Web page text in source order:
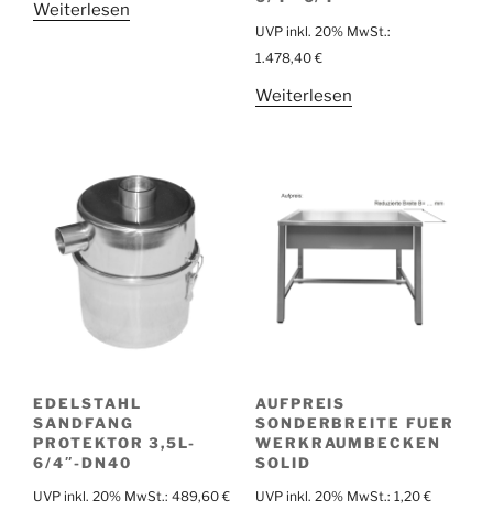
Weiterlesen
UVP inkl. 20% MwSt.:
1.478,40 €
Weiterlesen
EDELSTAHL
SANDFANG
PROTEKTOR 3,5L-
6/4″-DN40
UVP inkl. 20% MwSt.: 489,60 €
AUFPREIS
SONDERBREITE FUER
WERKRAUMBECKEN
SOLID
UVP inkl. 20% MwSt.: 1,20 €